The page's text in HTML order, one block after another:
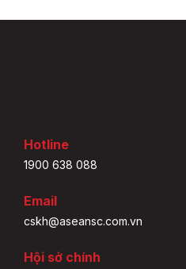
Hotline
1900 638 088
Email
cskh@aseansc.com.vn
Hội sở chính